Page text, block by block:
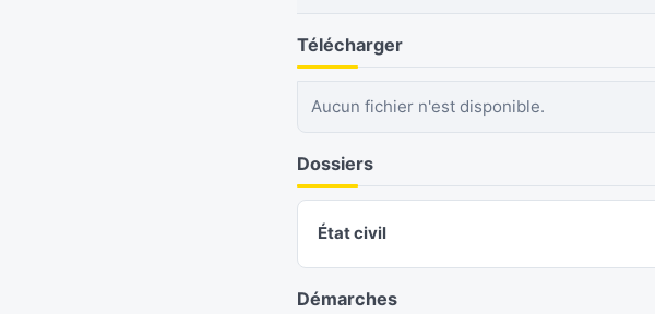
Télécharger
Aucun fichier n'est disponible.
Dossiers
État civil
Démarches